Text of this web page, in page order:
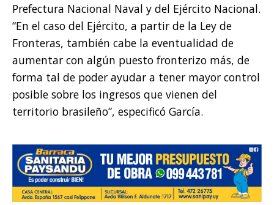
Prefectura Nacional Naval y del Ejército Nacional.
“En el caso del Ejército, a partir de la Ley de
Fronteras, también cabe la eventualidad de
aumentar con algún puesto fronterizo más, de
forma tal de poder ayudar a tener mayor control
posible sobre los ingresos que vienen del
territorio brasileño”, especificó García.